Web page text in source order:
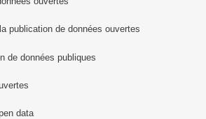
publication de données ouvertes
de données publiques
data